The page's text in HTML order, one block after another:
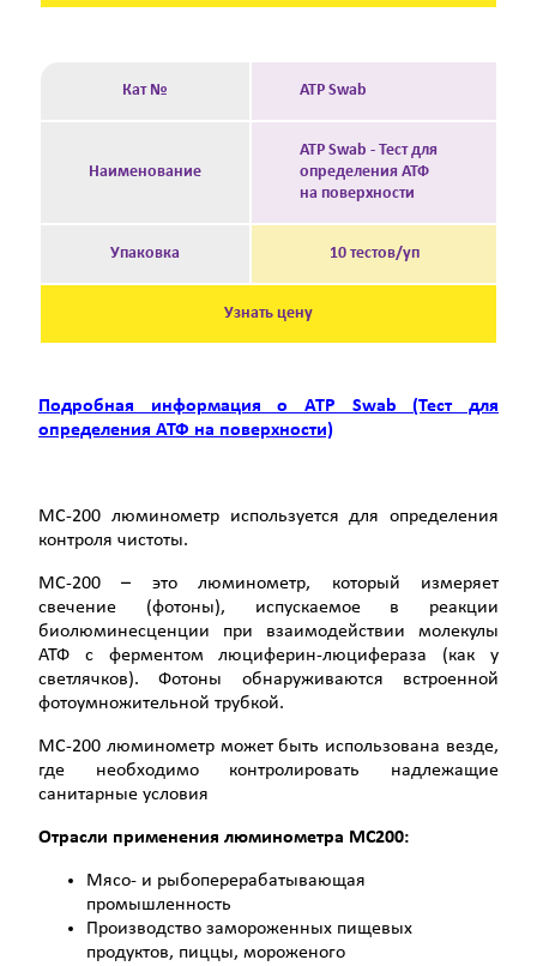
Кат № ATP Swab
Наименование
ATP Swab - Тест для
определения АТФ
на поверхности
Упаковка 10 тестов/уп
Узнать цену
Подробная информация о ATP Swab (Тест для
определения АТФ на поверхности)
MC-200 люминометр используется для определения
контроля чистоты.
MC-200 – это люминометр, который измеряет
свечение (фотоны), испускаемое в реакции
биолюминесценции при взаимодействии молекулы
АТФ с ферментом люциферин-люцифераза (как у
светлячков). Фотоны обнаруживаются встроенной
фотоумножительной трубкой.
MC-200 люминометр может быть использована везде,
где необходимо контролировать надлежащие
санитарные условия
Отрасли применения люминометра MC200:
Мясо- и рыбоперерабатывающая
промышленность
Производство замороженных пищевых
продуктов, пиццы, мороженого